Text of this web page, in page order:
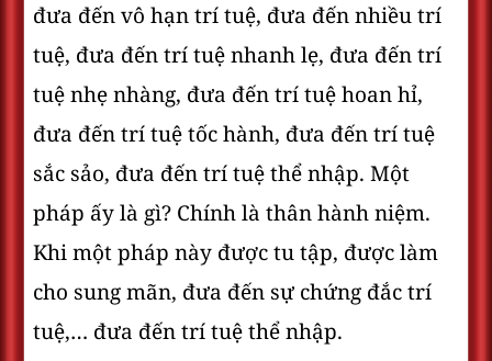
đưa đến vô hạn trí tuệ, đưa đến nhiều trí
tuệ, đưa đến trí tuệ nhanh lẹ, đưa đến trí
tuệ nhẹ nhàng, đưa đến trí tuệ hoan hỉ,
đưa đến trí tuệ tốc hành, đưa đến trí tuệ
sắc sảo, đưa đến trí tuệ thể nhập. Một
pháp ấy là gì? Chính là thân hành niệm.
Khi một pháp này được tu tập, được làm
cho sung mãn, đưa đến sự chứng đắc trí
tuệ,… đưa đến trí tuệ thể nhập.